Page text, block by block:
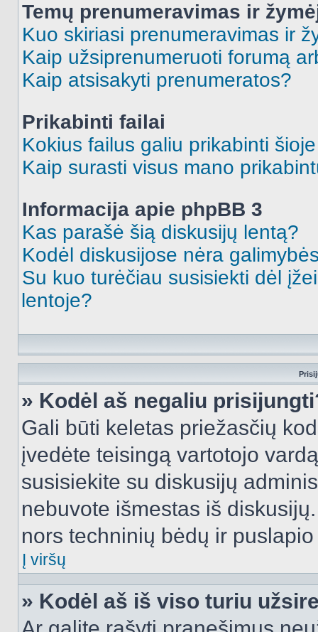
Temų prenumeravimas ir
Kuo skiriasi prenumeravimas ir
Kaip užsiprenumeruoti forumą
Kaip atsisakyti prenumeratos?
Prikabinti failai
Kokius failus galiu prikabinti
Kaip surasti visus mano
Informacija apie phpBB 3
Kas parašė šią diskusijų lentą?
Kodėl diskusijose nėra
Su kuo turėčiau susisiekti dėl
lentoje?
» Kodėl aš negaliu
Gali būti keletas priežasčių
įvedėte teisingą vartotojo
susisiekite su diskusijų
nebuvote išmestas iš
nors techninių bėdų ir
Į viršų
» Kodėl aš iš viso turiu